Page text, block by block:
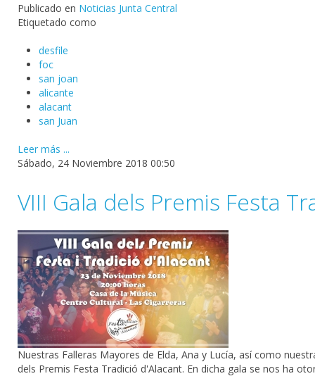
Publicado en Noticias Junta Central
Etiquetado como
desfile
foc
san joan
alicante
alacant
san Juan
Leer más ...
Sábado, 24 Noviembre 2018 00:50
VIII Gala dels Premis Festa
Nuestras Falleras Mayores de Elda, Ana y Lucía, así como
dels Premis Festa Tradició d'Alacant. En dicha gala se nos ha